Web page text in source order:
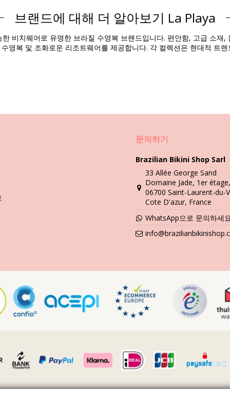
제품 정보
세탁 및 관리 안내
브랜드에 대해 더 알아보기 La Playa
비치웨어로 유명한 브라질 수영복 브랜드입니다. 편안함, 고급 소
영복 및 조화로운 리조트웨어를 제공합니다. 각 컬렉션은 현대적 트
문의하기
Brazilian Bikini Shop Sarl
33 Allée George Sand
Domaine Jade, 1er étage,
06700 Saint-Laurent-du-
Cote D'azur, France
WhatsApp으로 문의하세